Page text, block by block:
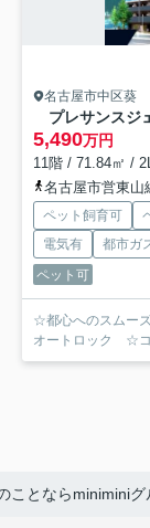
名古屋市中区葵
プレサンスジ
5,490万円
11階 / 71.84㎡ /
名古屋市営東山
ペット飼育可
電気有
都市ガ
ペット可
☆都心へのスムー
オートロック ☆
ことならminimini